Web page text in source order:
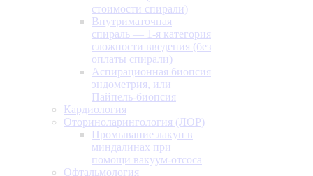
стоимости спирали)
Внутриматочная
спираль — 1-я категория
сложности введения (без
оплаты спирали)
Аспирационная биопсия
эндометрия, или
Пайпель-биопсия
Кардиология
Оториноларингология (ЛОР)
Промывание лакун в
миндалинах при
помощи вакуум-отсоса
Офтальмология